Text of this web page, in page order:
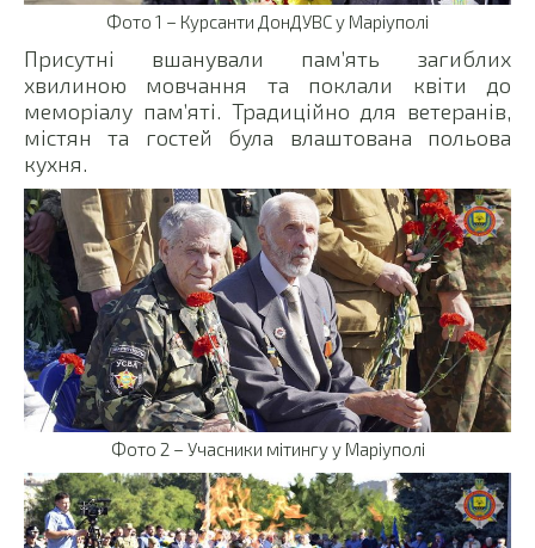
Фото 1 – Курсанти ДонДУВС у Маріуполі
Присутні вшанували пам’ять загиблих
хвилиною мовчання та поклали квіти до
меморіалу пам’яті. Традиційно для ветеранів,
містян та гостей була влаштована польова
кухня.
Фото 2 – Учасники мітингу у Маріуполі